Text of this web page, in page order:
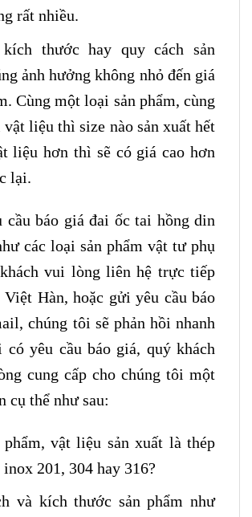
rất nhiều.
thước hay quy cách sản
ảnh hưởng không nhỏ đến giá
Cùng một loại sản phẩm, cùng
liệu thì size nào sản xuất hết
liệu hơn thì sẽ có giá cao hơn
lại.
cầu báo giá đai ốc tai hồng din
các loại sản phẩm vật tư phụ
vui lòng liên hệ trực tiếp
Hàn, hoặc gửi yêu cầu báo
chúng tôi sẽ phản hồi nhanh
có yêu cầu báo giá, quý khách
cung cấp cho chúng tôi một
cụ thể như sau:
phẩm, vật liệu sản xuất là thép
inox 201, 304 hay 316?
và kích thước sản phẩm như